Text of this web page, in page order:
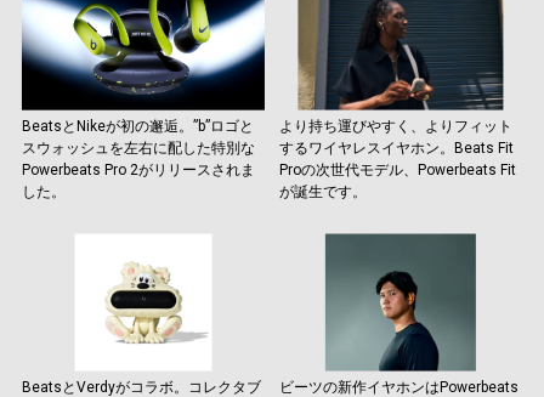
BeatsとNikeが初の邂逅。”b”ロゴと
スウォッシュを左右に配した特別な
Powerbeats Pro 2がリリースされま
した。
より持ち運びやすく、よりフィット
するワイヤレスイヤホン。Beats Fit
Proの次世代モデル、Powerbeats Fit
が誕生です。
BeatsとVerdyがコラボ。コレクタブ
ビーツの新作イヤホンはPowerbeats